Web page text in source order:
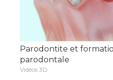
Parodontite et
parodontale
Vidéos 3D